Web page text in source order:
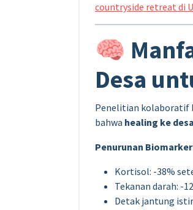
countryside retreat di
🧠
Desa
Penelitian kolaboratif
bahwa healing ke
Penurunan
Kortisol: -38%
Tekanan darah: -
Detak jantung